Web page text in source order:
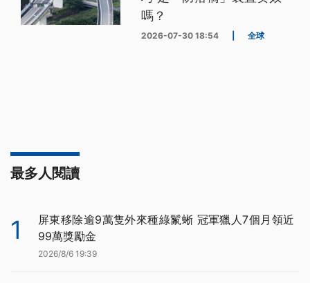
嗎？
2026-07-30 18:54 全球
最多人閱讀
1
屏東移除逾9萬隻外來種綠鬣蜥 冠軍獵人7個月領近
99萬獎勵金
2026/8/6 19:39